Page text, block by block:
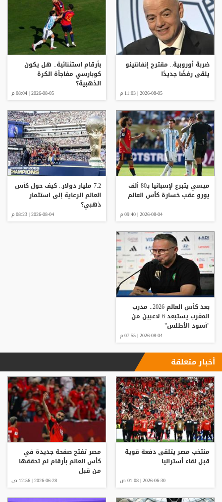
ضربة أوروبية.. مقترح إنفانتينو
يلقى رفضًا جديدًا
2026-08-05 | 11:03 م
بأرقام استثنائية.. هل يكون
كوبارسي مفاجأة الكرة
الذهبية؟
2026-08-05 | 08:04 م
ميسي يتبرع لإسبانيا بـ80 ألف
يورو عقب خسارة كأس العالم
2026-08-04 | 09:40 م
7.2 مليار دولار.. كيف حول كأس
العالم الرعاية إلى استثمار
ذهبي؟
2026-08-04 | 08:23 م
بعد كأس العالم 2026.. مدرب
المغرب يستبعد 6 لاعبين من
"أسود الأطلس"
2026-08-04 | 07:55 م
أخبار متعلقة
منتخب مصر يتلقى دفعة قوية
قبل لقاء أستراليا
2026-06-30 | 01:08 ص
مصر تفتح صفحة جديدة في
كأس العالم بأرقام لم تحققها
من قبل
2026-06-28 | 12:56 ص